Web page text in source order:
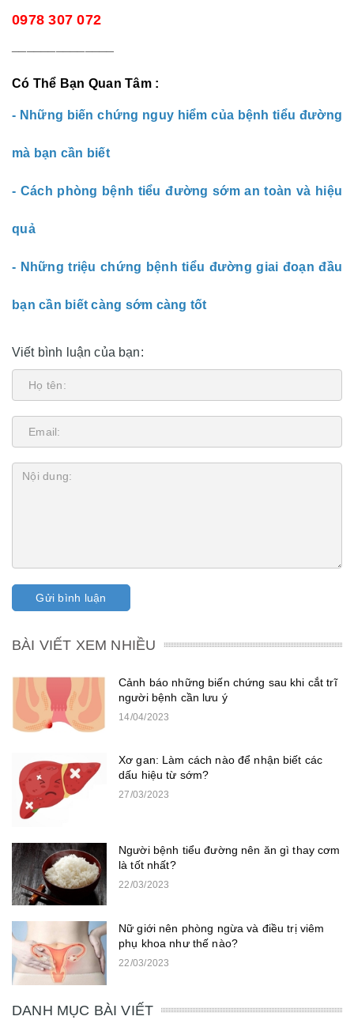
0978 307 072
Có Thể Bạn Quan Tâm :
- Những biến chứng nguy hiểm của bệnh tiểu đường
mà bạn cần biết
- Cách phòng bệnh tiểu đường sớm an toàn và hiệu
quả
- Những triệu chứng bệnh tiểu đường giai đoạn đầu
bạn cần biết càng sớm càng tốt
Viết bình luận của bạn:
Gửi bình luận
BÀI VIẾT XEM NHIỀU
Cảnh báo những biến chứng sau khi cắt trĩ
người bệnh cần lưu ý
14/04/2023
Xơ gan: Làm cách nào để nhận biết các
dấu hiệu từ sớm?
27/03/2023
Người bệnh tiểu đường nên ăn gì thay cơm
là tốt nhất?
22/03/2023
Nữ giới nên phòng ngừa và điều trị viêm
phụ khoa như thế nào?
22/03/2023
DANH MỤC BÀI VIẾT